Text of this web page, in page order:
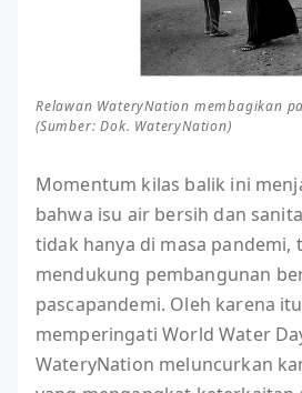
Relawan WateryNation membagikan
(Sumber: Dok. WateryNation)
Momentum kilas balik ini
bahwa isu air bersih dan
tidak hanya di masa pandemi,
mendukung pembangunan
pascapandemi. Oleh karena
memperingati World Water
WateryNation meluncurkan